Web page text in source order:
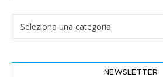
NEWSLETTER